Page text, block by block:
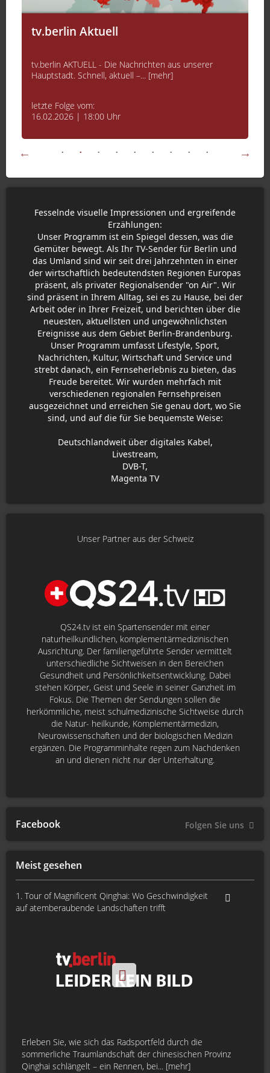
tv.berlin Aktuell
tv.berlin AKTUELL - Die Nachrichten aus unserer
Hauptstadt. Schnell, aktuell –... [mehr]
letzte Folge vom:
16.02.2026 | 18:00 Uhr
Meist gesehen
1. Tour of Magnificent Qinghai: Wo Geschwindigkeit
auf atemberaubende Landschaften trifft
Erleben Sie, wie sich das Radsportfeld durch die
sommerliche Traumlandschaft der chinesischen Provinz
Qinghai schlängelt – ein Rennen, bei... [mehr]
Fesselnde visuelle Impressionen und ergreifende
Erzählungen:
Unser Programm ist ein Spiegel dessen, was die
Gemüter bewegt. Als Ihr TV-Sender für Berlin und
das Umland sind wir seit drei Jahrzehnten in einer
der wirtschaftlich bedeutendsten Regionen Europas
präsent, als privater Regionalsender "on Air". Wir
sind präsent in Ihrem Alltag, sei es zu Hause, bei der
Arbeit oder in Ihrer Freizeit, und berichten über die
neuesten, aktuellsten und ungewöhnlichsten
Ereignisse aus dem Gebiet Berlin-Brandenburg.
Unser Programm umfasst Lifestyle, Sport,
Nachrichten, Kultur, Wirtschaft und Service und
strebt danach, ein Fernseherlebnis zu bieten, das
Freude bereitet. Wir wurden mehrfach mit
verschiedenen regionalen Fernsehpreisen
ausgezeichnet und erreichen Sie genau dort, wo Sie
sind, und auf die für Sie bequemste Weise:
Deutschlandweit über digitales Kabel,
Livestream,
DVB-T,
Magenta TV
Unser Partner aus der Schweiz
QS24.tv ist ein Spartensender mit einer
naturheilkundlichen, komplementärmedizinischen
Ausrichtung. Der familiengeführte Sender vermittelt
unterschiedliche Sichtweisen in den Bereichen
Gesundheit und Persönlichkeitsentwicklung. Dabei
stehen Körper, Geist und Seele in seiner Ganzheit im
Fokus. Die Themen der Sendungen sollen die
herkömmliche, meist schulmedizinische Sichtweise durch
die Natur- heilkunde, Komplementärmedizin,
Neurowissenschaften und der biologischen Medizin
ergänzen. Die Programminhalte regen zum Nachdenken
an und dienen nicht nur der Unterhaltung.
Facebook Folgen Sie uns